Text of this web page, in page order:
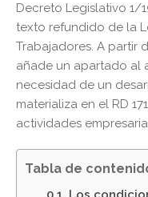
Decreto Legislativo 1/
texto refundido de la
Trabajadores. A partir
añade un apartado al
necesidad de un
materializa en el RD
actividades
Tabla de